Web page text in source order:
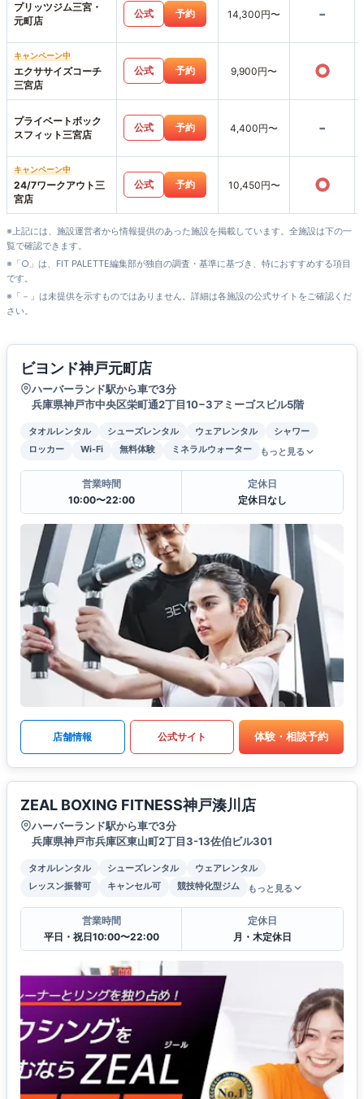
プリッツジム三宮・
元町店
公式 予約 14,300円〜 -
キャンペーン中
エクササイズコーチ
三宮店
公式 予約 9,900円〜 ○
プライベートボック
スフィット三宮店
公式 予約 4,400円〜 -
キャンペーン中
24/7ワークアウト三
宮店
公式 予約 10,450円〜 ○
※上記には、施設運営者から情報提供のあった施設を掲載しています。全施設は下の一
覧で確認できます。
※「○」は、FIT PALETTE編集部が独自の調査・基準に基づき、特におすすめする項目
です。
※「－」は未提供を示すものではありません。詳細は各施設の公式サイトをご確認くだ
さい。
ビヨンド神戸元町店
ハーバーランド駅から車で3分
兵庫県神戸市中央区栄町通2丁目10−3アミーゴスビル5階
タオルレンタル シューズレンタル ウェアレンタル
シャワー
ロッカー
Wi-Fi 無料体験 ミネラルウォーター もっと見る
営業時間
10:00〜22:00
定休日
定休日なし
店舗情報 公式サイト 体験・相談予約
ZEAL BOXING FITNESS神戸湊川店
ハーバーランド駅から車で3分
兵庫県神戸市兵庫区東山町2丁目3-13佐伯ビル301
タオルレンタル シューズレンタル
ウェアレンタル
レッスン振替可
キャンセル可 競技特化型ジム もっと見る
営業時間
平日・祝日10:00〜22:00
定休日
月・木定休日